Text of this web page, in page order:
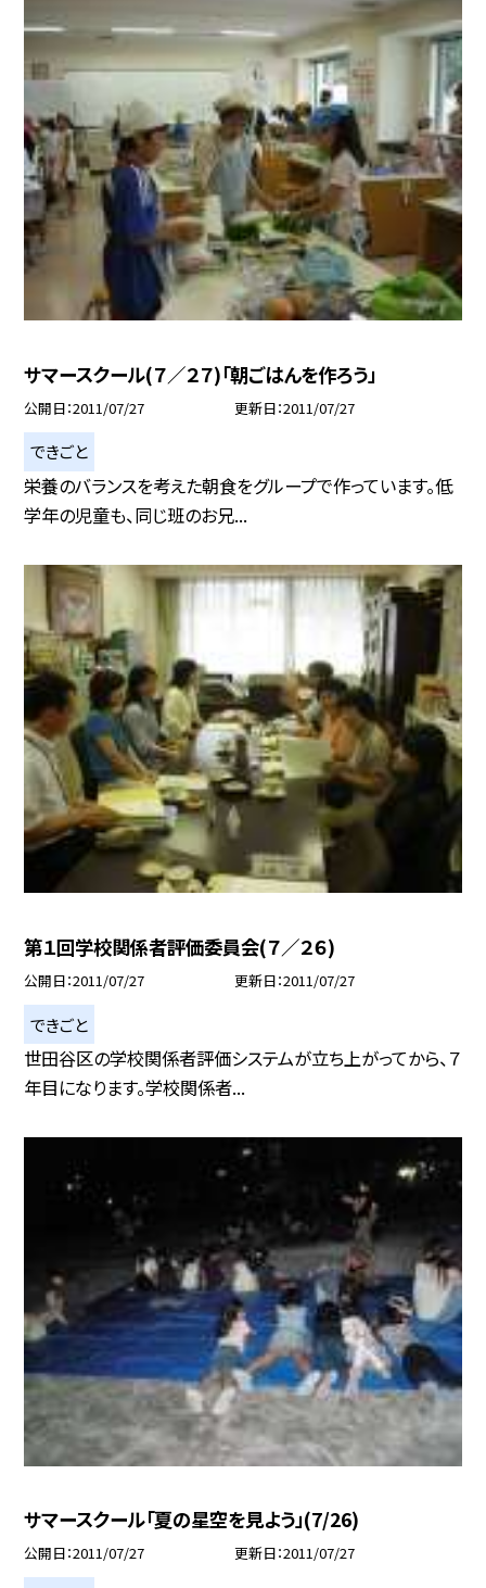
サマースクール(７／２７)「朝ごはんを作ろう」
公開日 2011/07/27 更新日 2011/07/27
できごと
栄養のバランスを考えた朝食をグループで作っています。低
学年の児童も、同じ班のお兄...
第１回学校関係者評価委員会(７／２６)
公開日 2011/07/27 更新日 2011/07/27
できごと
世田谷区の学校関係者評価システムが立ち上がってから、７
年目になります。学校関係者...
サマースクール「夏の星空を見よう」(7/26)
公開日 2011/07/27 更新日 2011/07/27